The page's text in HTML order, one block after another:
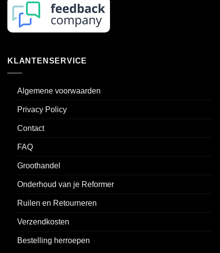
KLANTENSERVICE
Algemene voorwaarden
Privacy Policy
Contact
FAQ
Groothandel
Onderhoud van je Reformer
Ruilen en Retourneren
Verzendkosten
Bestelling herroepen